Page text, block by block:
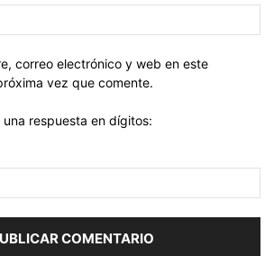
correo electrónico y web en este
vez que comente.
respuesta en dígitos: